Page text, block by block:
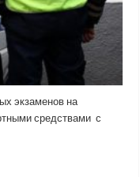
экзаменов на
средствами с